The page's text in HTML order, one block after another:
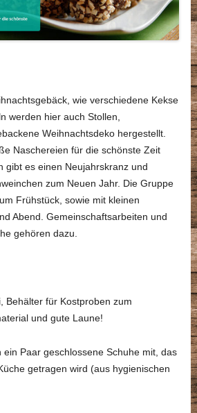
wie verschiedene Kekse
werden hier auch Stollen,
Weihnachtsdeko hergestellt.
Naschereien für die schönste Zeit
gibt es einen Neujahrskranz und
zum Neuen Jahr. Die Gruppe
Frühstück, sowie mit kleinen
Abend. Gemeinschaftsarbeiten und
gehören dazu.
Behälter für Kostproben zum
und gute Laune!
ein Paar geschlossene Schuhe mit, das
getragen wird (aus hygienischen